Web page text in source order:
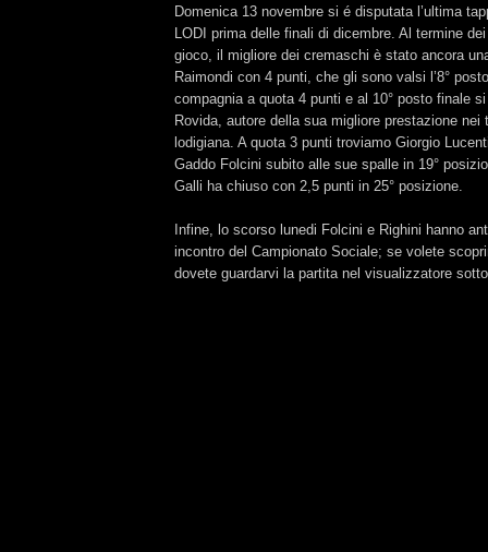
Domenica 13 novembre si é disputata l’ultima
LODI prima delle finali di dicembre. Al termine
gioco, il migliore dei cremaschi è stato ancora
Raimondi con 4 punti, che gli sono valsi l’8°
compagnia a quota 4 punti e al 10° posto finale
Rovida, autore della sua migliore prestazione nei
lodigiana. A quota 3 punti troviamo Giorgio
Gaddo Folcini subito alle sue spalle in 19°
Galli ha chiuso con 2,5 punti in 25° posizione.
Infine, lo scorso lunedi Folcini e Righini hanno
incontro del Campionato Sociale; se volete
dovete guardarvi la partita nel visualizzatore